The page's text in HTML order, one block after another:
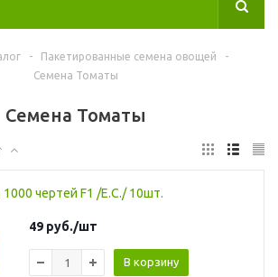
- Пакетированные семена овощей
-
Семена Томаты
Семена Томаты
чертей F1 /Е.С./ 10шт.
49 руб./шт
В корзину